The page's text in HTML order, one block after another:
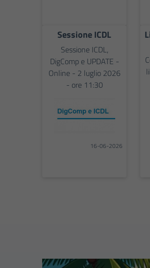
Sessione ICDL
Sessione ICDL,
DigComp e UPDATE -
Online - 2 luglio 2026
- ore 11:30
16-06-2026